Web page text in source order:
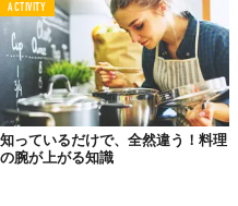
って、ニンニクの香り（風味
ースのこと。材料もシンプル
かた」が一筋縄ではいかな
ものほど奥が深い。ゆえにお
かったわけじゃないんだけ
ACTIVITY
知っているだけで、全然違う！料理
の腕が上がる知識